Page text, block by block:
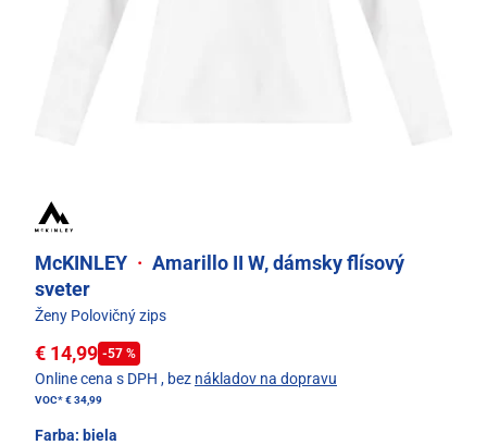
McKINLEY · Amarillo II W, dámsky flísový
sveter
Ženy Polovičný zips
€ 14,99 -57 %
Online cena s DPH , bez nákladov na dopravu
VOC*€ 34,99
Farba: biela